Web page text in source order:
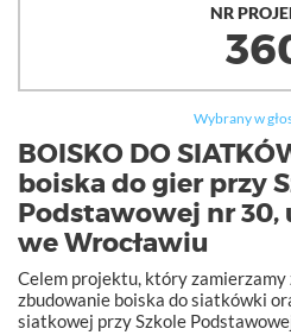
NR
Wybrany w
BOISKO DO
boiska do gier przy
Podstawowej nr 30,
we Wrocławiu
Celem projektu, który zamierzamy
zbudowanie boiska do siatkówki
siatkowej przy Szkole